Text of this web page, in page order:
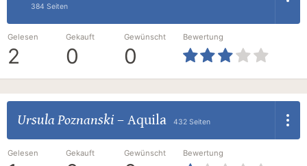
384 Seiten
Gelesen
2
Gekauft
0
Gewünscht
0
Bewertung
Ursula Poznanski– Aquila 432 Seiten
Gelesen Gekauft Gewünscht Bewertung